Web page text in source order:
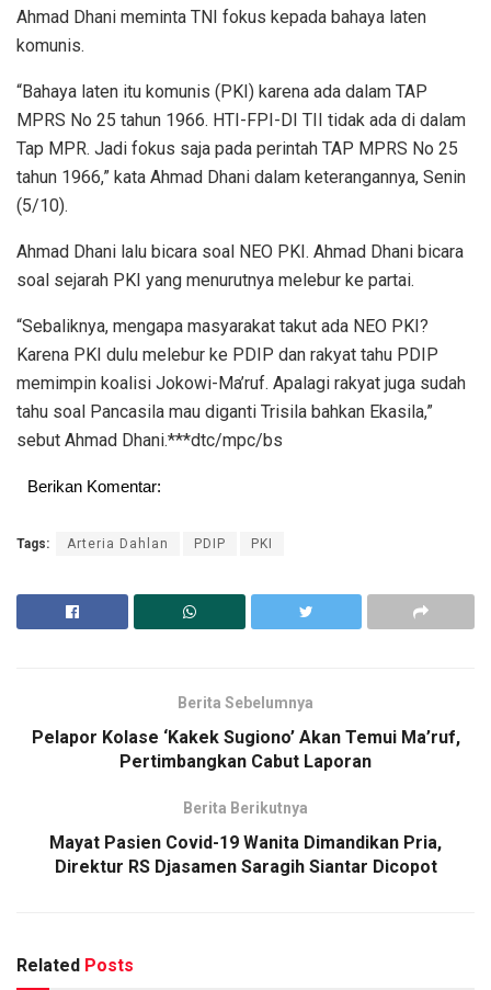
Ahmad Dhani meminta TNI fokus kepada bahaya laten
komunis.
“Bahaya laten itu komunis (PKI) karena ada dalam TAP
MPRS No 25 tahun 1966. HTI-FPI-DI TII tidak ada di dalam
Tap MPR. Jadi fokus saja pada perintah TAP MPRS No 25
tahun 1966,” kata Ahmad Dhani dalam keterangannya, Senin
(5/10).
Ahmad Dhani lalu bicara soal NEO PKI. Ahmad Dhani bicara
soal sejarah PKI yang menurutnya melebur ke partai.
“Sebaliknya, mengapa masyarakat takut ada NEO PKI?
Karena PKI dulu melebur ke PDIP dan rakyat tahu PDIP
memimpin koalisi Jokowi-Ma’ruf. Apalagi rakyat juga sudah
tahu soal Pancasila mau diganti Trisila bahkan Ekasila,”
sebut Ahmad Dhani.***dtc/mpc/bs
Berikan Komentar:
Tags: Arteria Dahlan PDIP PKI
Berita Sebelumnya
Pelapor Kolase ‘Kakek Sugiono’ Akan Temui Ma’ruf,
Pertimbangkan Cabut Laporan
Berita Berikutnya
Mayat Pasien Covid-19 Wanita Dimandikan Pria,
Direktur RS Djasamen Saragih Siantar Dicopot
Related Posts